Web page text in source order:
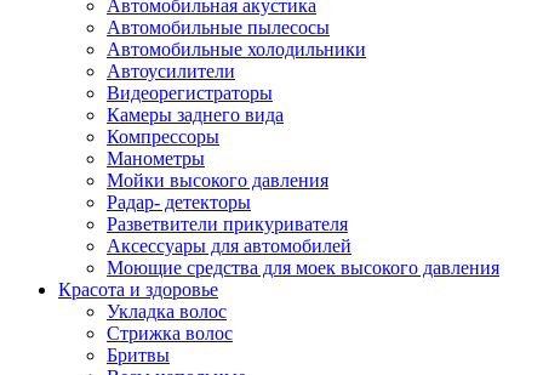
Автомобильная акустика
Автомобильные пылесосы
Автомобильные холодильники
Автоусилители
Видеорегистраторы
Камеры заднего вида
Компрессоры
Манометры
Мойки высокого давления
Радар- детекторы
Разветвители прикуривателя
Аксессуары для автомобилей
Моющие средства для моек высокого давления
Красота и здоровье
Укладка волос
Стрижка волос
Бритвы